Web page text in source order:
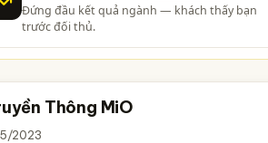
Đứng đầu kết quả ngành — khách thấy bạn
trước đối thủ.
Thông MiO
2023